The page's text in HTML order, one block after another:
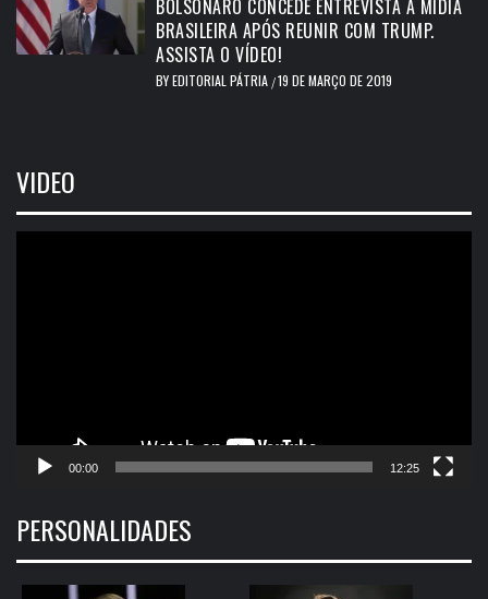
BOLSONARO CONCEDE ENTREVISTA A MÍDIA
BRASILEIRA APÓS REUNIR COM TRUMP.
ASSISTA O VÍDEO!
BYEDITORIAL PÁTRIA /19 DE MARÇO DE 2019
VIDEO
00:00 12:25
PERSONALIDADES